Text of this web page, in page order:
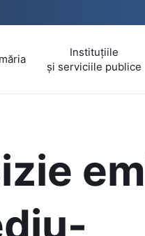
Instituțiile
și serviciile publice